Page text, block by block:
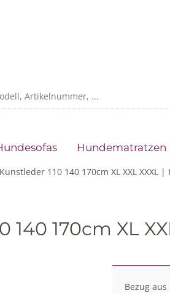
Hundematratzen
110 140 170cm XL XXL XXXL
140 170cm XL
Bezug